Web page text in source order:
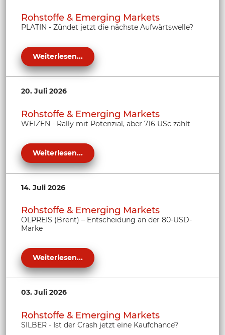
Rohstoffe & Emerging Markets
PLATIN - Zündet jetzt die nächste Aufwärtswelle?
Weiterlesen...
20. Juli 2026
Rohstoffe & Emerging Markets
WEIZEN - Rally mit Potenzial, aber 716 USc zählt
Weiterlesen...
14. Juli 2026
Rohstoffe & Emerging Markets
ÖLPREIS (Brent) – Entscheidung an der 80-USD-
Marke
Weiterlesen...
03. Juli 2026
Rohstoffe & Emerging Markets
SILBER - Ist der Crash jetzt eine Kaufchance?